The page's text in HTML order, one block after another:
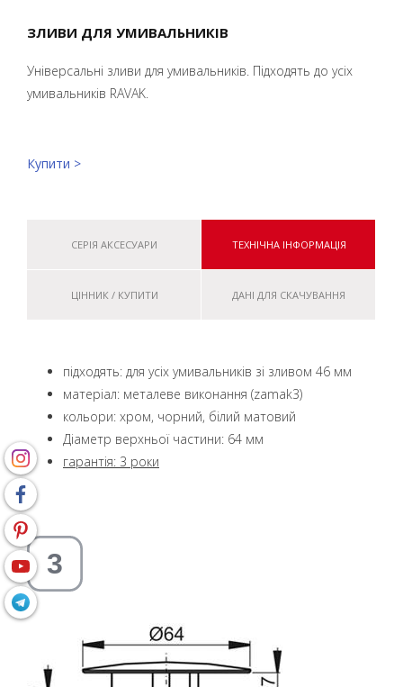
ЗЛИВИ ДЛЯ УМИВАЛЬНИКІВ
Універсальні зливи для умивальників. Підходять до усіх
умивальників RAVAK.
Купити >
СЕРІЯ АКСЕСУАРИ ТЕХНІЧНА ІНФОРМАЦІЯ
ЦІННИК / КУПИТИ ДАНІ ДЛЯ СКАЧУВАННЯ
підходять: для усіх умивальників зі зливом 46 мм
матеріал: металеве виконання (zamak3)
кольори: хром, чорний, білий матовий
Діаметр верхньої частини: 64 мм
гарантія: 3 роки